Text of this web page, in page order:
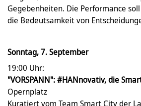
Gegebenheiten. Die Performance
die Bedeutsamkeit von
Sonntag, 7. September
19:00 Uhr:
"VORSPANN": #HANnovativ, die
Opernplatz
Kuratiert vom Team Smart City der